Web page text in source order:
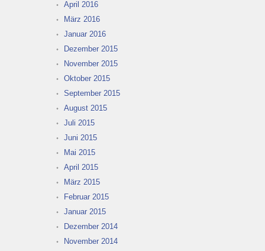
April 2016
März 2016
Januar 2016
Dezember 2015
November 2015
Oktober 2015
September 2015
August 2015
Juli 2015
Juni 2015
Mai 2015
April 2015
März 2015
Februar 2015
Januar 2015
Dezember 2014
November 2014